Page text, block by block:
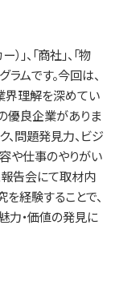
」、「商社」、「物
ムです。今回は、
界理解を深めてい
優良企業がありま
、問題発見力、ビジ
や仕事のやりがい
報告会にて取材内
経験することで、
力・価値の発見に